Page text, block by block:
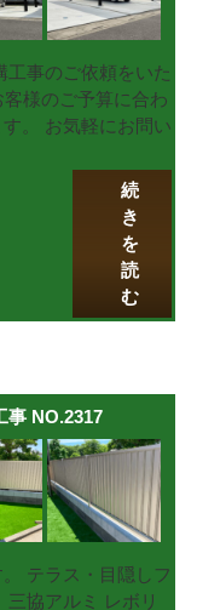
事のご依頼をいた
様のご予算に合わ
。 お気軽にお問い
続
き
を
読
む
事 NO.2317
テラス・目隠しフ
協アルミ レボリ